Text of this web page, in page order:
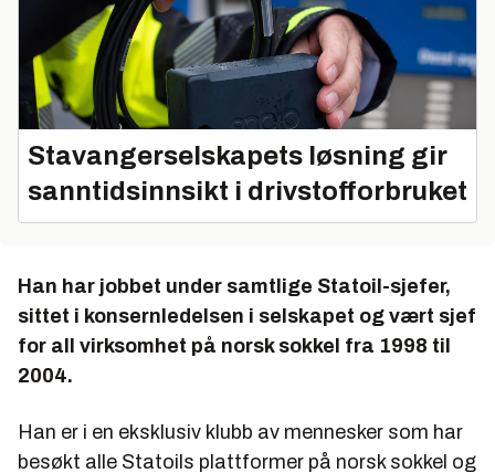
Stavangerselskapets løsning gir
sanntidsinnsikt i drivstofforbruket
Han har jobbet under samtlige Statoil-sjefer,
sittet i konsernledelsen i selskapet og vært sjef
for all virksomhet på norsk sokkel fra 1998 til
2004.
Han er i en eksklusiv klubb av mennesker som har
besøkt alle Statoils plattformer på norsk sokkel og